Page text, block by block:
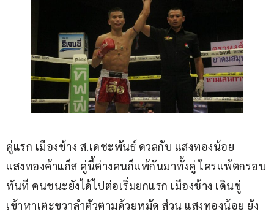
คู่แรก เมืองช้าง ส.เดชะพันธ์ ดวลกับ แสงทองน้อย
แสงทองค้าแก็ส คู่นี้ต่างคนก็แพ้กันมาทั้งคู่ ใครแพ้ตกรอบ
ทันที คนชนะยังได้ไปต่อเริ่มยกแรก เมืองช้าง เดินขู่
เข้าหาเตะขวาลำตัวตามด้วยหมัด ส่วน แสงทองน้อย ยัง